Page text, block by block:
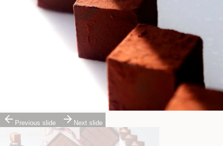
Previous slide Next slide